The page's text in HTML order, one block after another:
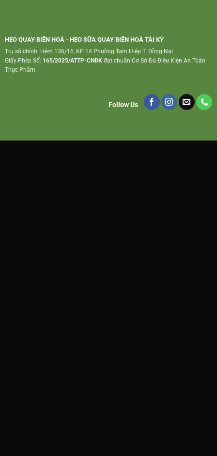
HEO QUAY BIÊN HOÀ - HEO SỮA QUAY BIÊN HOÀ TÀI KÝ
Trụ sở chính: Hẻm 136/16, KP 14 Phường Tam Hiệp T. Đồng Nai
Giấy Phép Số: 165/2025/ATTP-CNĐKđạt chuẩn Cơ Sở Đủ Điều Kiện An Toàn
Thực Phẩm
Follow Us